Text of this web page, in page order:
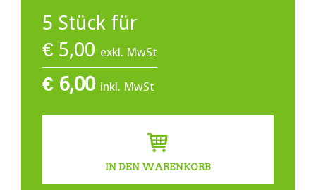
5 Stück für
€ 5,00 exkl. MwSt
€ 6,00 inkl. MwSt
IN DEN WARENKORB